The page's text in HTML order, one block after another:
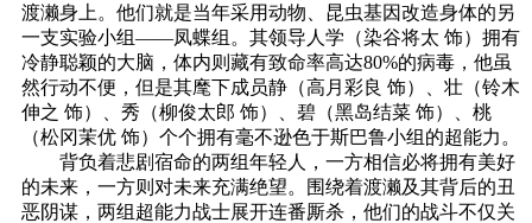
渡濑身上。他们就是当年采用动物、昆虫基因改造身体的另
一支实验小组——凤蝶组。其领导人学（染谷将太 饰）拥有
冷静聪颖的大脑，体内则藏有致命率高达80%的病毒，他虽
然行动不便，但是其麾下成员静（高月彩良 饰）、壮（铃木
伸之 饰）、秀（柳俊太郎 饰）、碧（黑岛结菜 饰）、桃
（松冈茉优 饰）个个拥有毫不逊色于斯巴鲁小组的超能力。
背负着悲剧宿命的两组年轻人，一方相信必将拥有美好
的未来，一方则对未来充满绝望。围绕着渡濑及其背后的丑
恶阴谋，两组超能力战士展开连番厮杀，他们的战斗不仅关